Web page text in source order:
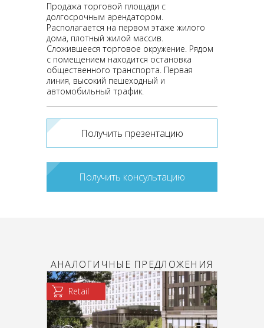
Продажа торговой площади с
долгосрочным арендатором.
Располагается на первом этаже жилого
дома, плотный жилой массив.
Сложившееся торговое окружение. Рядом
с помещением находится остановка
общественного транспорта. Первая
линия, высокий пешеходный и
автомобильный трафик.
Получить презентацию
Получить консультацию
АНАЛОГИЧНЫЕ ПРЕДЛОЖЕНИЯ
Retail